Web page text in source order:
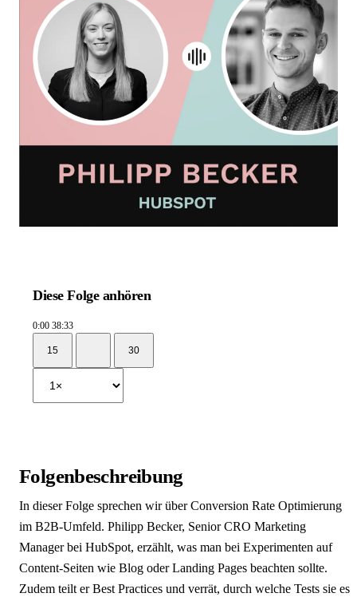
Diese Folge anhören
0:00 38:33
15 30
Folgenbeschreibung
In dieser Folge sprechen wir über Conversion Rate Optimierung
im B2B-Umfeld. Philipp Becker, Senior CRO Marketing
Manager bei HubSpot, erzählt, was man bei Experimenten auf
Content-Seiten wie Blog oder Landing Pages beachten sollte.
Zudem teilt er Best Practices und verrät, durch welche Tests sie es